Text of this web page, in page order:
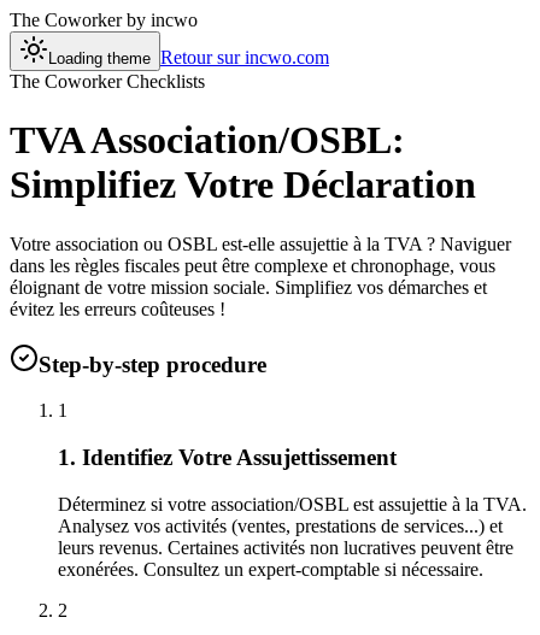
The Coworkerby incwo
Loading theme Retour sur incwo.com
The Coworker Checklists
TVA Association/OSBL:
Simplifiez Votre Déclaration
Votre association ou OSBL est-elle assujettie à la TVA ? Naviguer
dans les règles fiscales peut être complexe et chronophage, vous
éloignant de votre mission sociale. Simplifiez vos démarches et
évitez les erreurs coûteuses !
Step-by-step procedure
1
1. Identifiez Votre Assujettissement
Déterminez si votre association/OSBL est assujettie à la TVA.
Analysez vos activités (ventes, prestations de services...) et
leurs revenus. Certaines activités non lucratives peuvent être
exonérées. Consultez un expert-comptable si nécessaire.
2